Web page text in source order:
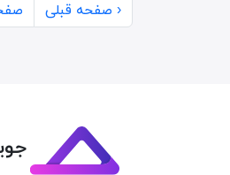
‹ صفحه قبلی